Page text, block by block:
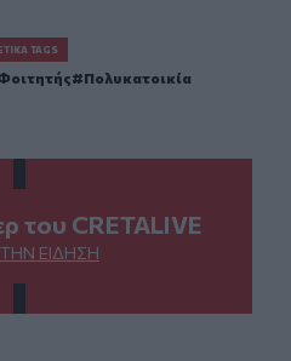
TAGS
Πολυκατοικία
του CRETALIVE
ΤΗΝ ΕΊΔΗΣΗ